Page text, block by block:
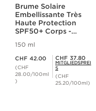
Brume Solaire
Embellissante Très
Haute Protection
SPF50+ Corps -
spendendes
Sonnenschutz-
Körper-Spray SPF
50+
150 ml
CHF 42.00
(CHF
28.00/100ml
)
Mitgliederpreis CHF 37.80
CHF 37.80
MITGLIEDSPREI
S
(CHF
25.20/100ml)